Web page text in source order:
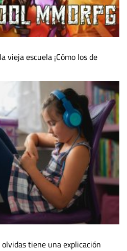
vieja escuela ¡Cómo los de
tiene una explicación